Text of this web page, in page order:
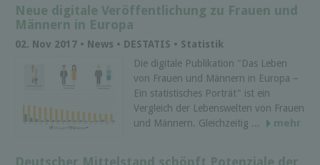
Neue digitale Veröffentlichung zu Frauen und
Männern in Europa
02. Nov 2017 • News • DESTATIS • Statistik
Die digitale Publikation "Das Leben
von Frauen und Männern in Europa –
Ein statistisches Porträt" ist ein
Vergleich der Lebenswelten von Frauen
und Männern. Gleichzeitig ...
mehr